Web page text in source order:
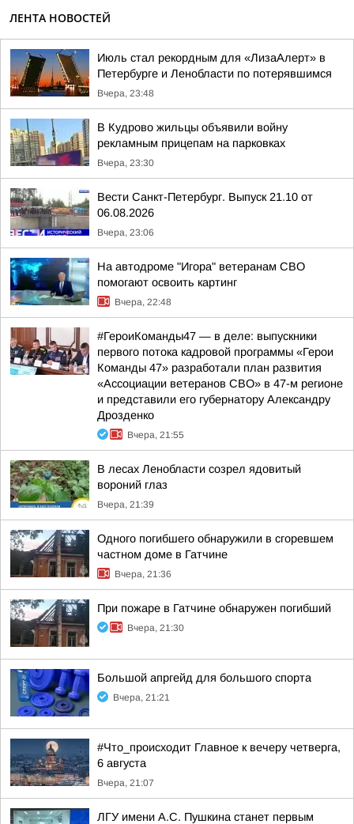
ЛЕНТА НОВОСТЕЙ
Июль стал рекордным для «ЛизаАлерт» в
Петербурге и Ленобласти по потерявшимся
Вчера, 23:48
В Кудрово жильцы объявили войну
рекламным прицепам на парковках
Вчера, 23:30
Вести Санкт-Петербург. Выпуск 21.10 от
06.08.2026
Вчера, 23:06
На автодроме "Игора" ветеранам СВО
помогают освоить картинг
Вчера, 22:48
#ГероиКоманды47 — в деле: выпускники
первого потока кадровой программы «Герои
Команды 47» разработали план развития
«Ассоциации ветеранов СВО» в 47-м регионе
и представили его губернатору Александру
Дрозденко
Вчера, 21:55
В лесах Ленобласти созрел ядовитый
вороний глаз
Вчера, 21:39
Одного погибшего обнаружили в сгоревшем
частном доме в Гатчине
Вчера, 21:36
При пожаре в Гатчине обнаружен погибший
Вчера, 21:30
Большой апргейд для большого спорта
Вчера, 21:21
#Что_происходит Главное к вечеру четверга,
6 августа
Вчера, 21:07
ЛГУ имени А.С. Пушкина станет первым